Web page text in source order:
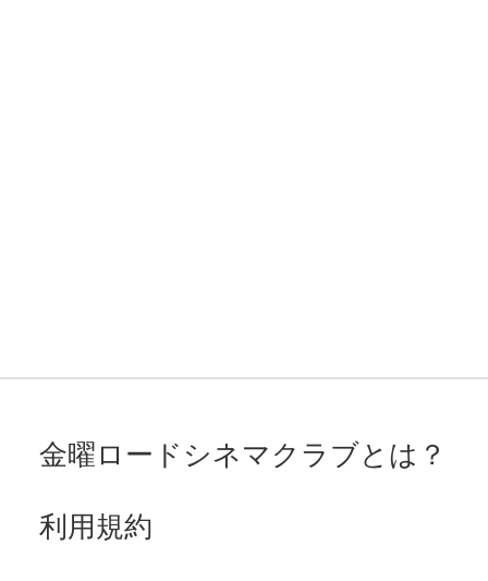
金曜ロードシネマクラブとは？
利用規約